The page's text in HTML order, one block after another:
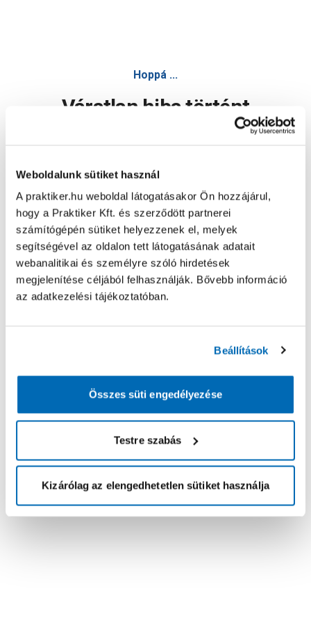
Weboldalunk sütiket használ
A praktiker.hu weboldal látogatásakor Ön hozzájárul,
hogy a Praktiker Kft. és szerződött partnerei
számítógépén sütiket helyezzenek el, melyek
segítségével az oldalon tett látogatásának adatait
webanalitikai és személyre szóló hirdetések
megjelenítése céljából felhasználják. Bővebb információ
az adatkezelési tájékoztatóban.
Beállítások
Összes süti engedélyezése
Testre szabás
Kizárólag az elengedhetetlen sütiket használja
Hoppá ...
Váratlan hiba történt
Oldal újratöltése